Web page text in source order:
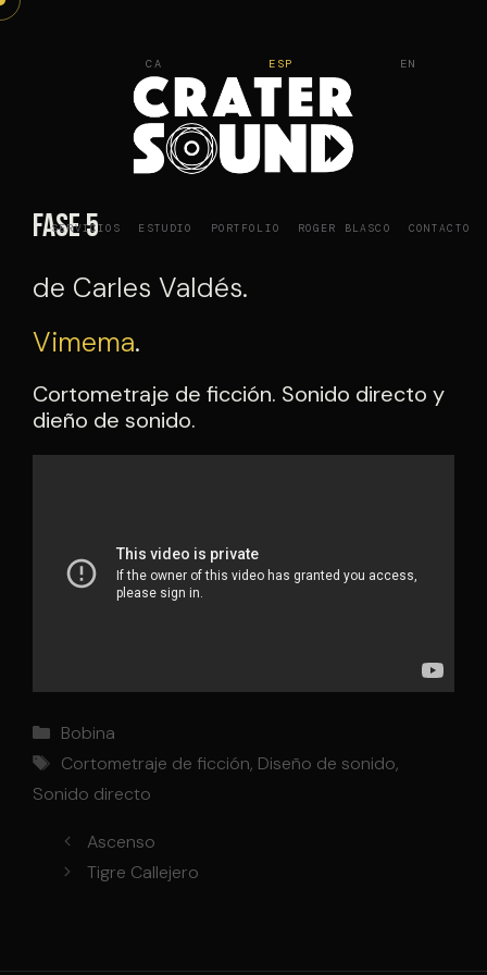
Saltar
SERVICIOS ESTUDIO PORTFOLIO ROGER BLASCO CONTACTO
CA ESP EN
Fase 5
de Carles Valdés.
Vimema.
Cortometraje de ficción. Sonido directo y
dieño de sonido.
Categorías
Bobina
Etiquetas
Cortometraje de ficción, Diseño de sonido,
Sonido directo
Ascenso
Tigre Callejero